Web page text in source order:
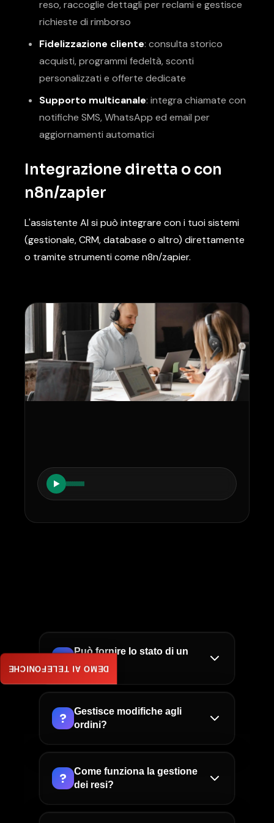
reso, raccoglie dettagli per reclami e gestisce
richieste di rimborso
Fidelizzazione cliente: consulta storico
acquisti, programmi fedeltà, sconti
personalizzati e offerte dedicate
Supporto multicanale: integra chiamate con
notifiche SMS, WhatsApp ed email per
aggiornamenti automatici
Integrazione diretta o con
n8n/zapier
L'assistente AI si può integrare con i tuoi sistemi
(gestionale, CRM, database o altro) direttamente
o tramite strumenti come n8n/zapier.
?
Può fornire lo stato di un
ordine?
Sì, l'assistente accede al sistema gestionale
e fornisce stato ordine in tempo reale,
tracking spedizione, data prevista di
consegna e può inviare link di tracciamento
via SMS, WhatsApp o email.
?
Gestisce modifiche agli
ordini?
Certamente. Se l'ordine non è ancora stato
spedito, l'assistente può modificare
indirizzo di consegna, aggiungere o
rimuovere articoli, o annullare
completamente l'ordine con conferma
?
Come funziona la gestione
dei resi?
L'assistente avvia la procedura di reso
DEMO AI TELEFONICHE